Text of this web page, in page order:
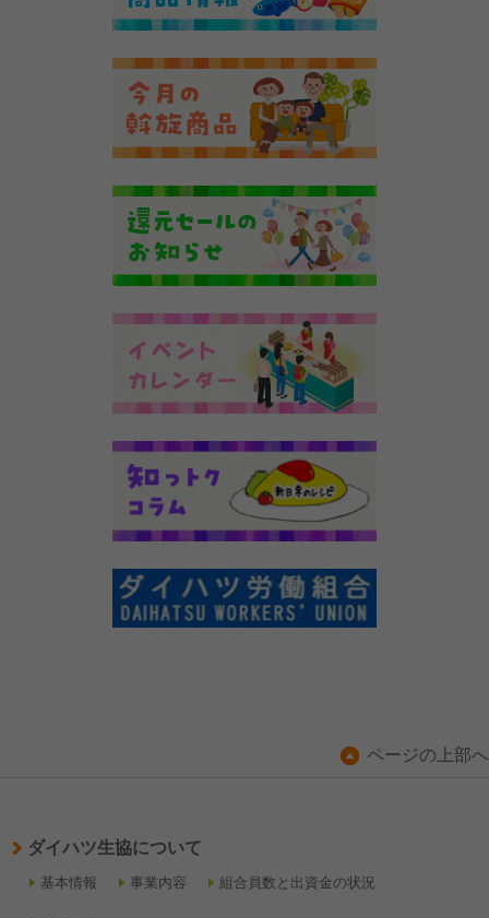
ページの上部へ
ダイハツ生協について
基本情報 事業内容 組合員数と出資金の状況